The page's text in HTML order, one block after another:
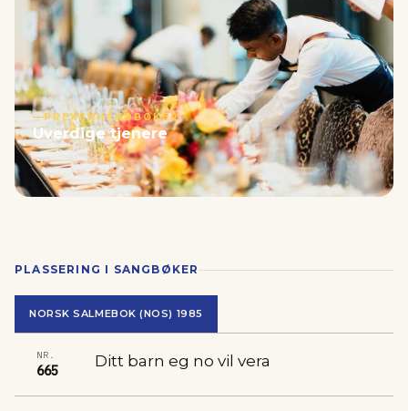
PREKENHÅNDBØKER
Uverdige tjenere
PLASSERING I SANGBØKER
NORSK SALMEBOK (NOS) 1985
NR.
665
Ditt barn eg no vil vera